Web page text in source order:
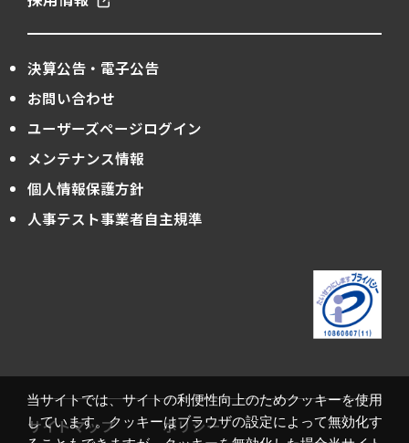
当サイトでは、サイトの利便性向上のためクッキーを使用
しています。クッキーはブラウザの設定によって無効化す
決算公告・電子公告
お問い合わせ
ユーザーズページログイン
メンテナンス情報
個人情報保護方針
人事テスト事業者自主規準
サイトマップ ポリシー